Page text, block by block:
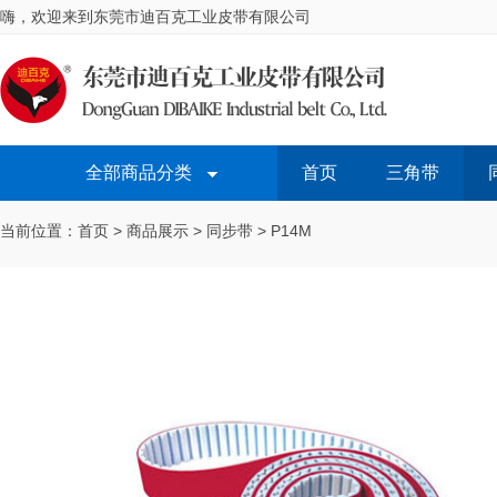
嗨，欢迎来到东莞市迪百克工业皮带有限公司
全部商品分类 首页 三角带
当前位置：首页 > 商品展示 > 同步带 > P14M